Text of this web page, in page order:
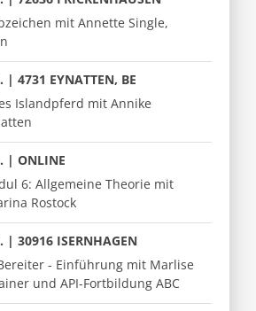
mit Annette Single,
| 4731 EYNATTEN, BE
Islandpferd mit Annike
| ONLINE
6: Allgemeine Theorie mit
Rostock
| 30916 ISERNHAGEN
- Einführung mit Marlise
und API-Fortbildung ABC